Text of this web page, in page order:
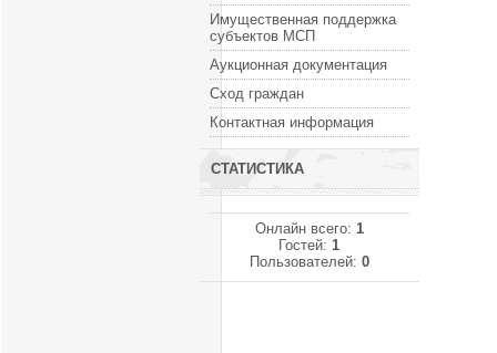
Имущественная поддержка
субъектов МСП
Аукционная документация
Сход граждан
Контактная информация
СТАТИСТИКА
Онлайн всего: 1
Гостей:1
Пользователей: 0